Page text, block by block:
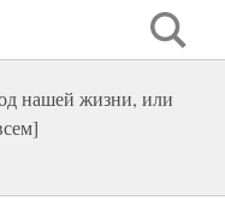
нашей жизни, или